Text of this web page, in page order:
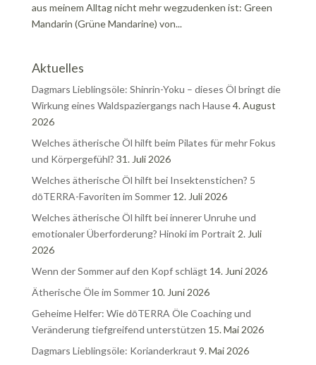
aus meinem Alltag nicht mehr wegzudenken ist: Green
Mandarin (Grüne Mandarine) von...
Aktuelles
Dagmars Lieblingsöle: Shinrin-Yoku – dieses Öl bringt die
Wirkung eines Waldspaziergangs nach Hause4. August
2026
Welches ätherische Öl hilft beim Pilates für mehr Fokus
und Körpergefühl? 31. Juli 2026
Welches ätherische Öl hilft bei Insektenstichen? 5
dōTERRA-Favoriten im Sommer 12. Juli 2026
Welches ätherische Öl hilft bei innerer Unruhe und
emotionaler Überforderung? Hinoki im Portrait 2. Juli
2026
Wenn der Sommer auf den Kopf schlägt 14. Juni 2026
Ätherische Öle im Sommer 10. Juni 2026
Geheime Helfer: Wie dōTERRA Öle Coaching und
Veränderung tiefgreifend unterstützen 15. Mai 2026
Dagmars Lieblingsöle: Korianderkraut 9. Mai 2026